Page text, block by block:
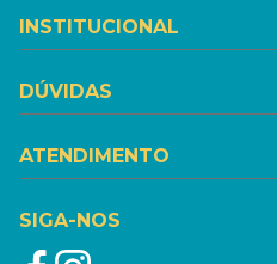
INSTITUCIONAL
DÚVIDAS
ATENDIMENTO
SIGA-NOS